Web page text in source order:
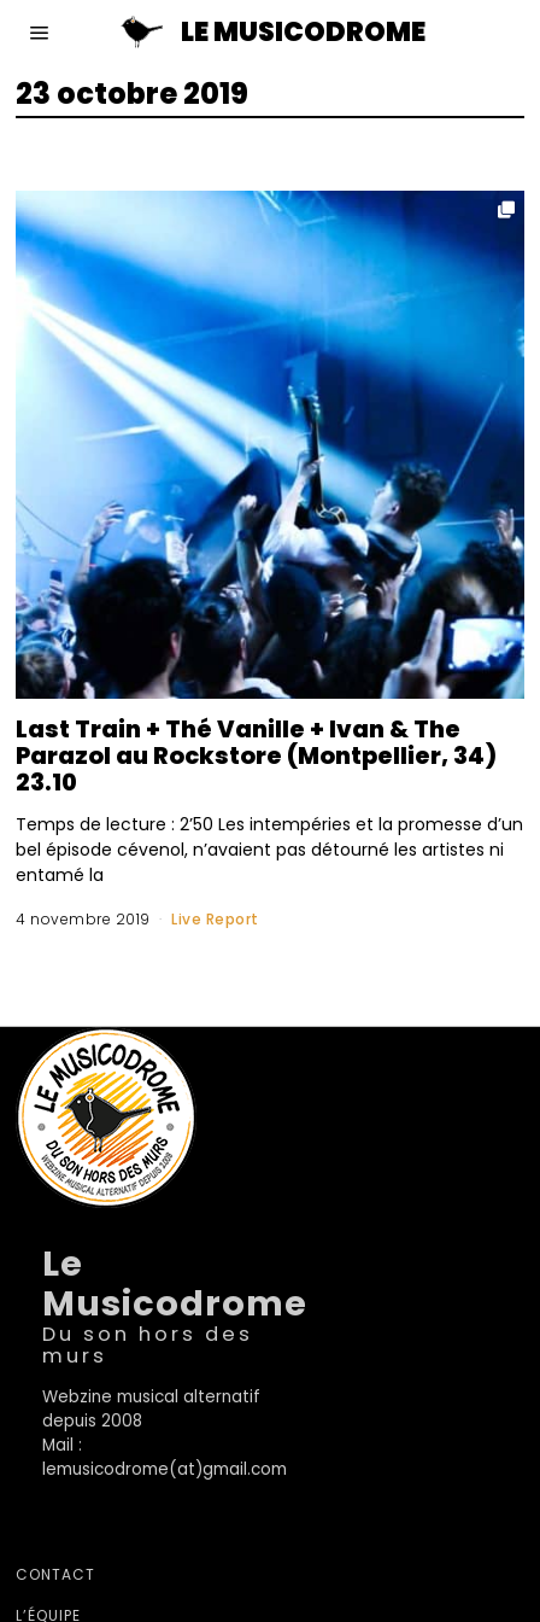
LE MUSICODROME
23 octobre 2019
Last Train + Thé Vanille + Ivan & The
Parazol au Rockstore (Montpellier, 34)
23.10
Temps de lecture : 2’50 Les intempéries et la promesse d’un
bel épisode cévenol, n’avaient pas détourné les artistes ni
entamé la
4 novembre 2019 Live Report
Le
Musicodrome
Du son hors des
murs
Webzine musical alternatif
depuis 2008
Mail :
lemusicodrome(at)gmail.com
CONTACT
L’ÉQUIPE